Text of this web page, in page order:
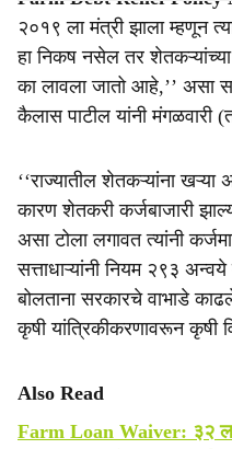
a
r
e
२०१९ ला मंत्री झाला म्हणून
हा निकष नसेल तर शेतकऱ्यांच्या
का लावला जातो आहे,’’ असा
कैलास पाटील यांनी मंगळवारी
‘‘राज्यातील शेतकऱ्यांना
कारण शेतकरी कर्जबाजारी
असा टोला लगावत त्यांनी
सत्ताधाऱ्यांनी नियम २९३
बोलताना सरकारचे वाभाडे
कृषी यांत्रिकीकरणावरून कृषी
Also Read
Farm Loan Waiver: ३२